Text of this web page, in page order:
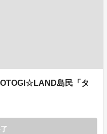
島民「タ